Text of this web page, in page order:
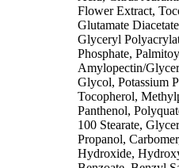
Flower Extract,
Glutamate
Glyceryl
Phosphate,
Amylopectin/
Glycol, Potassium
Tocopherol,
Panthenol,
100 Stearate,
Propanol,
Hydroxide,